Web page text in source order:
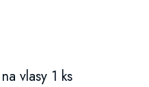
vlasy 1 ks